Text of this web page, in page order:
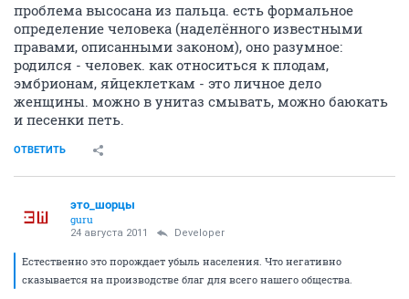
проблема высосана из пальца. есть формальное
определение человека (наделённого известными
правами, описанными законом), оно разумное:
родился - человек. как относиться к плодам,
эмбрионам, яйцеклеткам - это личное дело
женщины. можно в унитаз смывать, можно баюкать
и песенки петь.
ОТВЕТИТЬ
это_шорцы
guru
24 августа 2011 Developer
Естественно это порождает убыль населения. Что негативно
сказывается на производстве благ для всего нашего общества.